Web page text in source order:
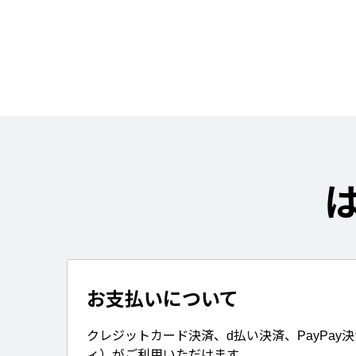
お支払いについて
クレジットカード決済、d払い決済、PayPay